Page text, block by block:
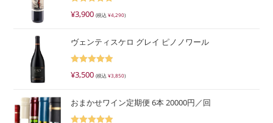
¥3,900 (税込¥4,290)
ヴェンティスケロ グレイ ピノノワール
¥3,500 (税込¥3,850)
おまかせワイン定期便 6本 20000円／回